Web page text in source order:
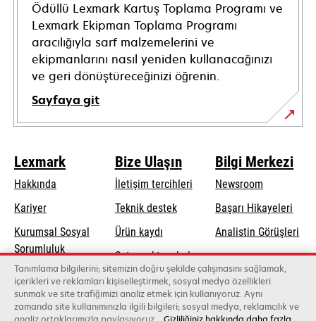
Ödüllü Lexmark Kartuş Toplama Programı ve
Lexmark Ekipman Toplama Programı
aracılığıyla sarf malzemelerini ve
ekipmanlarını nasıl yeniden kullanacağınızı
ve geri dönüştüreceğinizi öğrenin.
Sayfaya git
Lexmark
Hakkında
Kariyer
Kurumsal Sosyal
Sorumlulukopens
in
a
new
tab
Sürdürülebilirlik
Bize Ulaşın
İletişim tercihleri
Teknik destekopens
new
tab
Ürün kaydı
Satış noktası bul
Toptancıların
listesi
Bilgi Merkezi
Newsroom
Başarı Hikayeleri
Analistin Görüşleri
Tanımlama bilgilerini; sitemizin doğru şekilde çalışmasını sağlamak,
içerikleri ve reklamları kişiselleştirmek, sosyal medya özellikleri
sunmak ve site trafiğimizi analiz etmek için kullanıyoruz. Aynı
zamanda site kullanımınızla ilgili bilgileri; sosyal medya, reklamcılık ve